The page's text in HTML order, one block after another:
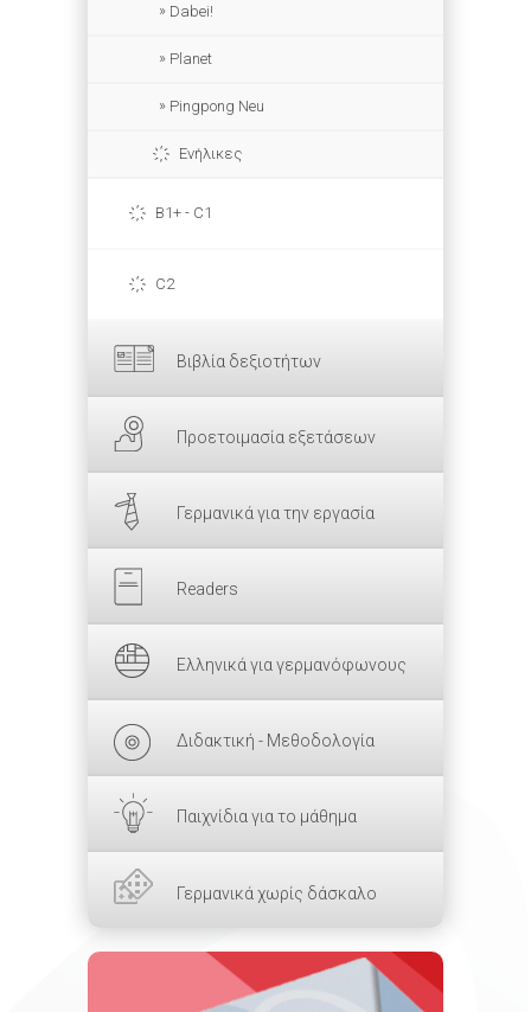
Dabei!
Planet
Pingpong Neu
Ενήλικες
B1+ - C1
C2
Βιβλία δεξιοτήτων
Προετοιμασία εξετάσεων
Γερμανικά για την εργασία
Readers
Ελληνικά για γερμανόφωνους
Διδακτική - Μεθοδολογία
Παιχνίδια για το μάθημα
Γερμανικά χωρίς δάσκαλο